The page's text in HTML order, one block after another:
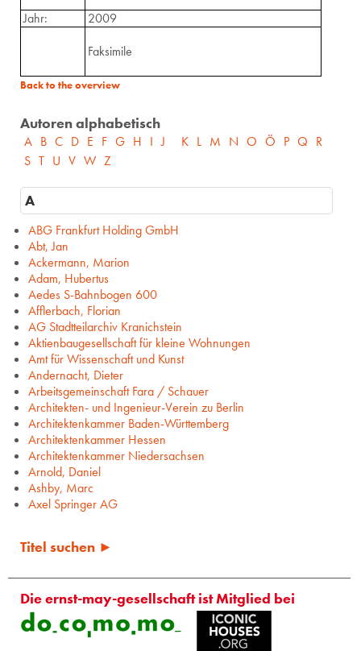
Jahr:
2009
Faksimile
Back to the overview
Autoren alphabetisch
A B C D E F G H I J K L M N O Ö P Q R
S T U V W Z
A
ABG Frankfurt Holding GmbH
Abt, Jan
Ackermann, Marion
Adam, Hubertus
Aedes S-Bahnbogen 600
Afflerbach, Florian
AG Stadtteilarchiv Kranichstein
Aktienbaugesellschaft für kleine Wohnungen
Amt für Wissenschaft und Kunst
Andernacht, Dieter
Arbeitsgemeinschaft Fara / Schauer
Architekten- und Ingenieur-Verein zu Berlin
Architektenkammer Baden-Württemberg
Architektenkammer Hessen
Architektenkammer Niedersachsen
Arnold, Daniel
Ashby, Marc
Axel Springer AG
Titel suchen ►
Die ernst-may-gesellschaft ist Mitglied bei